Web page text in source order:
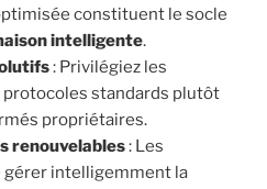
constituent le socle
intelligente.
: Privilégiez les
standards plutôt
propriétaires.
renouvelables: Les
intelligemment la